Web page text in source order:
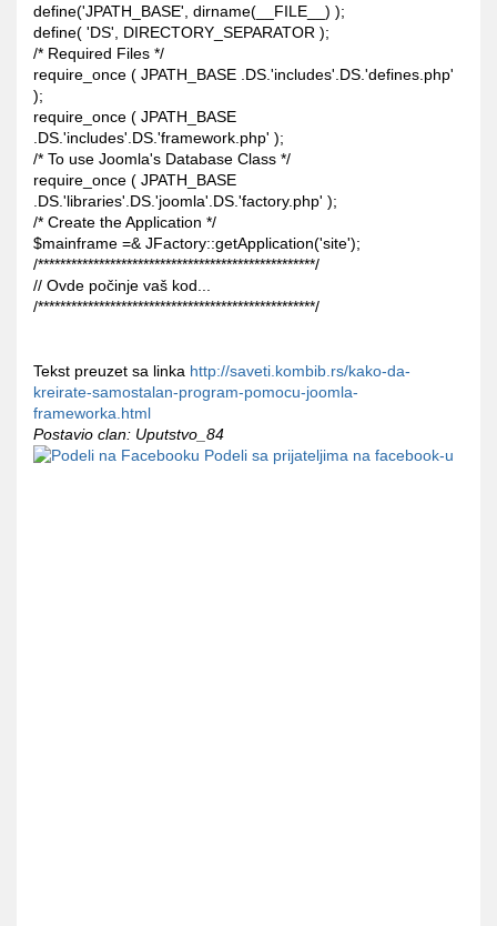
define('JPATH_BASE', dirname(__FILE__) );
define( 'DS', DIRECTORY_SEPARATOR );
/* Required Files */
require_once ( JPATH_BASE .DS.'includes'.DS.'defines.php'
);
require_once ( JPATH_BASE
.DS.'includes'.DS.'framework.php' );
/* To use Joomla's Database Class */
require_once ( JPATH_BASE
.DS.'libraries'.DS.'joomla'.DS.'factory.php' );
/* Create the Application */
$mainframe =& JFactory::getApplication('site');
/**************************************************/
// Ovde počinje vaš kod...
/**************************************************/
Tekst preuzet sa linka http://saveti.kombib.rs/kako-da-
kreirate-samostalan-program-pomocu-joomla-
frameworka.html
Postavio clan: Uputstvo_84
Podeli sa prijateljima na facebook-u